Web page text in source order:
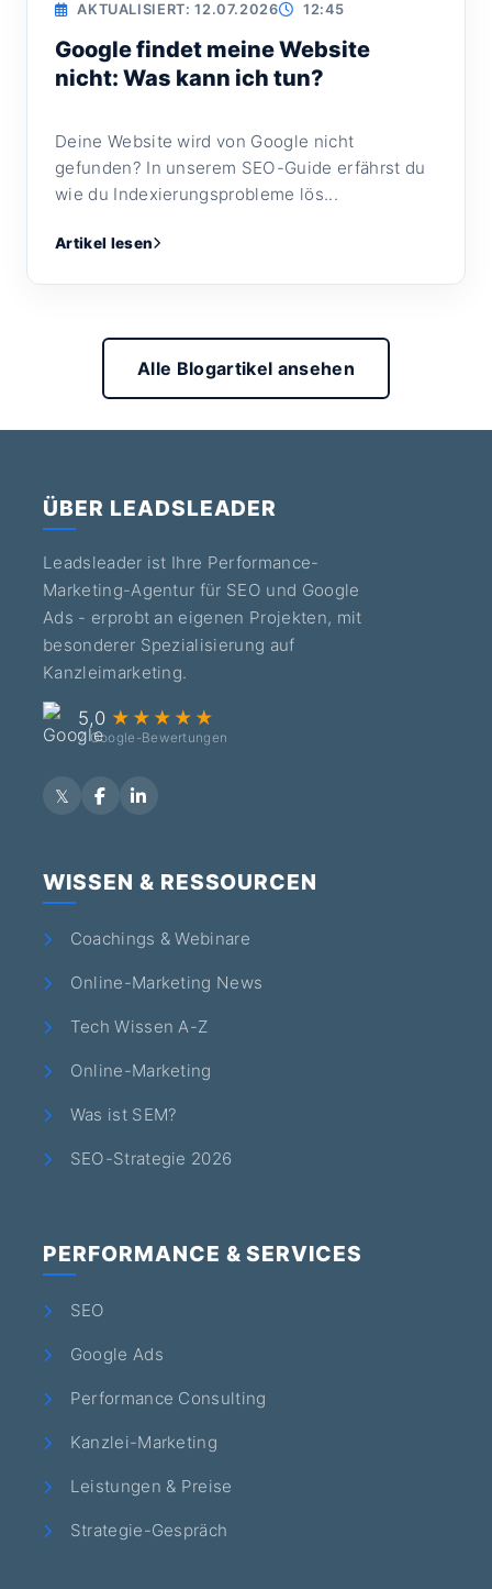
AKTUALISIERT: 12.07.2026 12:45
Google findet meine Website
nicht: Was kann ich tun?
Deine Website wird von Google nicht
gefunden? In unserem SEO-Guide erfährst du
wie du Indexierungsprobleme lös...
Artikel lesen
Alle Blogartikel ansehen
ÜBER LEADSLEADER
Leadsleader ist Ihre Performance-
Marketing-Agentur für SEO und Google
Ads - erprobt an eigenen Projekten, mit
besonderer Spezialisierung auf
Kanzleimarketing.
5,0 ★★★★★
7 Google-Bewertungen
WISSEN & RESSOURCEN
Coachings & Webinare
Online-Marketing News
Tech Wissen A-Z
Online-Marketing
Was ist SEM?
SEO-Strategie 2026
PERFORMANCE & SERVICES
SEO
Google Ads
Performance Consulting
Kanzlei-Marketing
Leistungen & Preise
Strategie-Gespräch